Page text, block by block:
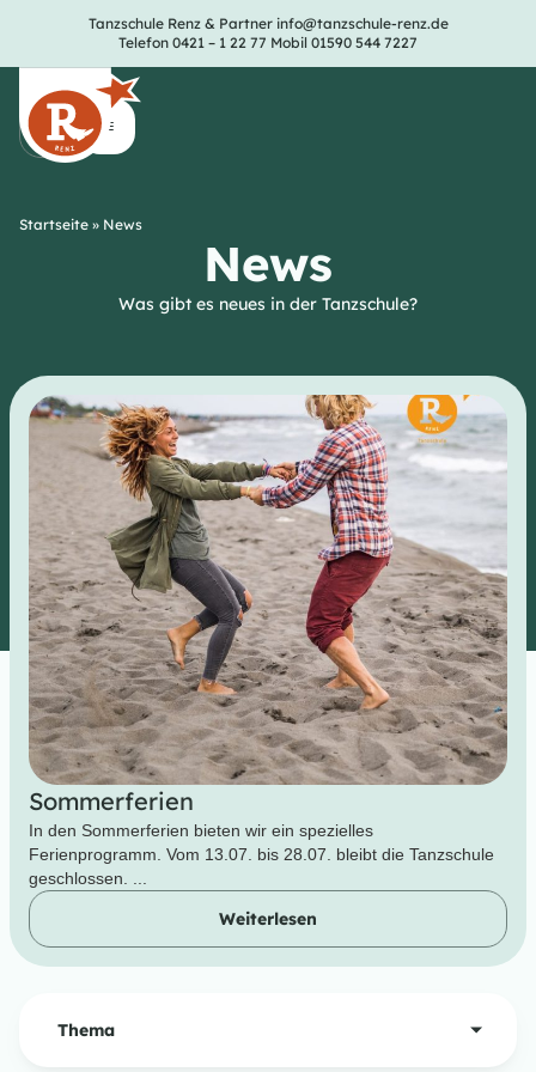
Tanzschule Renz & Partnerinfo@tanzschule-renz.de
Telefon 0421 – 1 22 77 Mobil 01590 544 7227
Startseite » News
News
Was gibt es neues in der Tanzschule?
Sommerferien
In den Sommerferien bieten wir ein spezielles
Ferienprogramm. Vom 13.07. bis 28.07. bleibt die Tanzschule
geschlossen. ...
Weiterlesen
Thema